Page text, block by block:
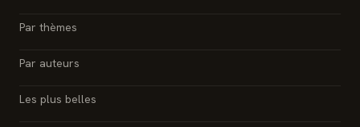
Par thèmes
Par auteurs
Les plus belles